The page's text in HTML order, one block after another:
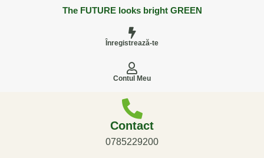
The FUTURE looks bright GREEN
Înregistrează-te
Contul Meu
Contact
0785229200